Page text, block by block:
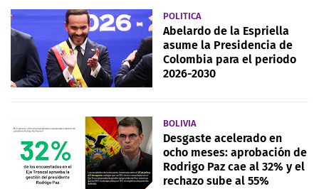
POLITICA
Abelardo de la Espriella
asume la Presidencia de
Colombia para el periodo
2026-2030
BOLIVIA
Desgaste acelerado en
ocho meses: aprobación de
Rodrigo Paz cae al 32% y el
rechazo sube al 55%